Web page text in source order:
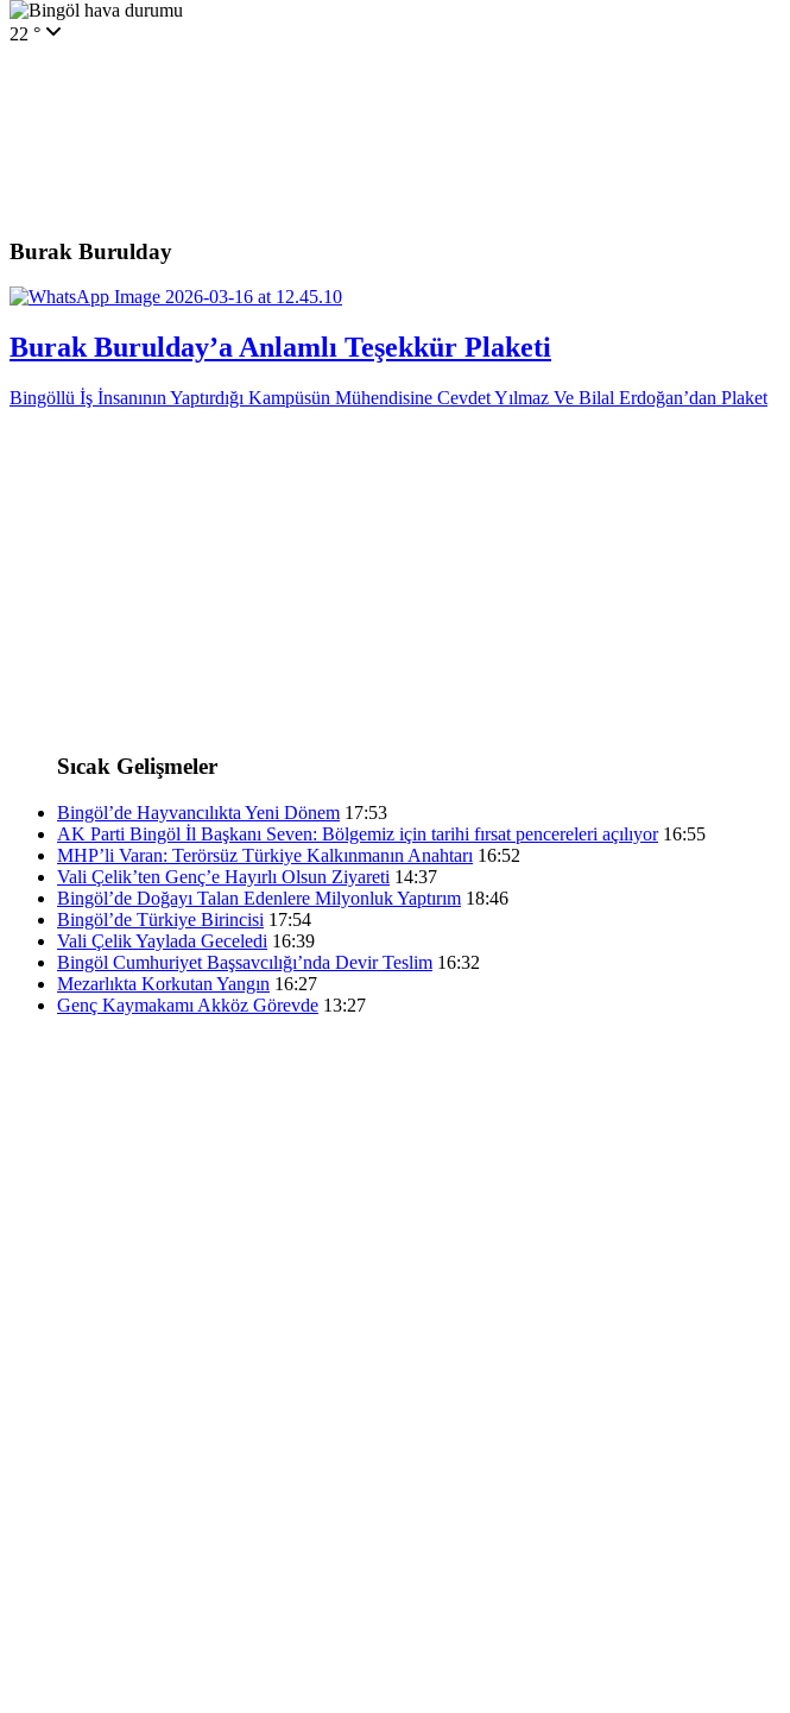
22 °
Burak Burulday
Burak Burulday’a Anlamlı Teşekkür Plaketi
Bingöllü İş İnsanının Yaptırdığı Kampüsün Mühendisine Cevdet Yılmaz Ve Bilal Erdoğan’dan Plaket
Sıcak Gelişmeler
Bingöl’de Hayvancılıkta Yeni Dönem 17:53
AK Parti Bingöl İl Başkanı Seven: Bölgemiz için tarihi fırsat pencereleri açılıyor 16:55
MHP’li Varan: Terörsüz Türkiye Kalkınmanın Anahtarı 16:52
Vali Çelik’ten Genç’e Hayırlı Olsun Ziyareti 14:37
Bingöl’de Doğayı Talan Edenlere Milyonluk Yaptırım 18:46
Bingöl’de Türkiye Birincisi 17:54
Vali Çelik Yaylada Geceledi 16:39
Bingöl Cumhuriyet Başsavcılığı’nda Devir Teslim 16:32
Mezarlıkta Korkutan Yangın 16:27
Genç Kaymakamı Akköz Görevde 13:27